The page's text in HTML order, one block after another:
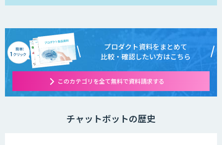
プロダクト資料をまとめて
比較・確認したい方はこちら
このカテゴリを全て無料で資料請求する
チャットボットの歴史